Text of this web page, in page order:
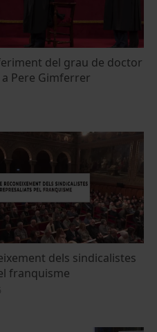
del grau de doctor
Pere Gimferrer
dels sindicalistes
franquisme